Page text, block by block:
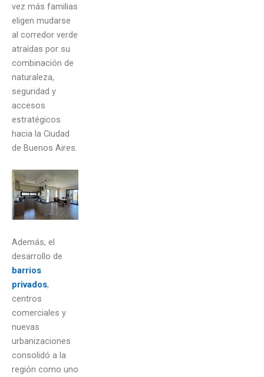
vez más familias
eligen mudarse
al corredor verde
atraídas por su
combinación de
naturaleza,
seguridad y
accesos
estratégicos
hacia la Ciudad
de Buenos Aires.
Además, el
desarrollo de
barrios
privados,
centros
comerciales y
nuevas
urbanizaciones
consolidó a la
región como uno